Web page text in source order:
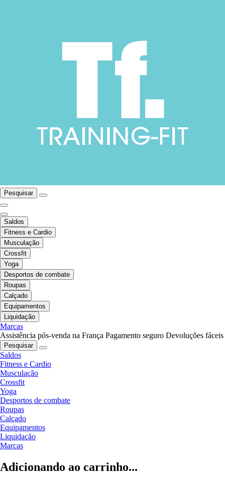
Pesquisar
Saldos
Fitness e Cardio
Musculação
Crossfit
Yoga
Desportos de combate
Roupas
Calçado
Equipamentos
Liquidação
Marcas
Assistência pós-venda na França Pagamento seguro Devoluções fáceis
Pesquisar
Saldos
Fitness e Cardio
Musculação
Crossfit
Yoga
Desportos de combate
Roupas
Calçado
Equipamentos
Liquidação
Marcas
Adicionando ao carrinho...